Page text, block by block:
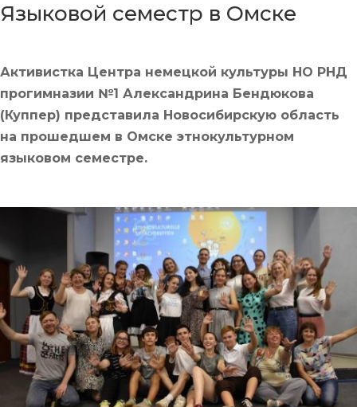
Языковой семестр в Омске
Активистка Центра немецкой культуры НО РНД
прогимназии №1 Александрина Бендюкова
(Куппер) представила Новосибирскую область
на прошедшем в Омске этнокультурном
языковом семестре.